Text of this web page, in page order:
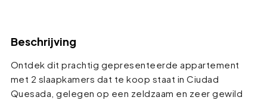
Beschrijving
Ontdek dit prachtig gepresenteerde appartement
met 2 slaapkamers dat te koop staat in Ciudad
Quesada, gelegen op een zeldzaam en zeer gewild